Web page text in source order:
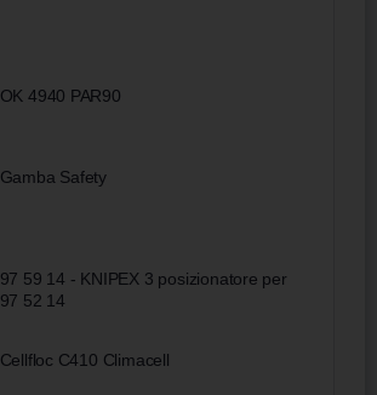
OK 4940 PAR90
Gamba Safety
97 59 14 - KNIPEX 3 posizionatore per
97 52 14
Cellfloc C410 Climacell